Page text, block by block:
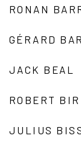
RONAN
GÉRARD
JACK BEAL
ROBERT
JULIUS